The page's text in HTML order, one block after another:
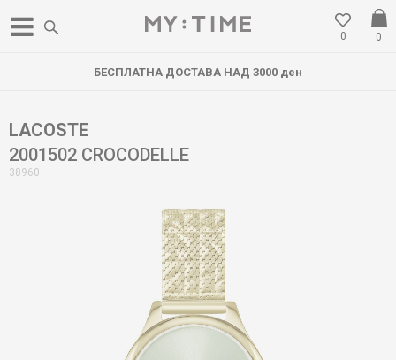
0
0
БЕСПЛАТНА ДОСТАВА НАД 3000 ден
LACOSTE
2001502 CROCODELLE
38960